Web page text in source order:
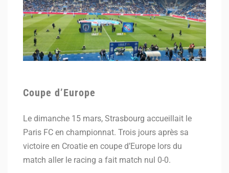
Coupe d’Europe
Le dimanche 15 mars, Strasbourg accueillait le
Paris FC en championnat. Trois jours après sa
victoire en Croatie en coupe d’Europe lors du
match aller le racing a fait match nul 0-0.